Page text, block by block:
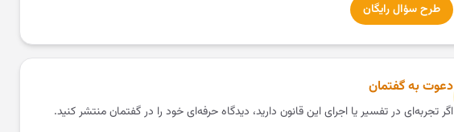
طرح سؤال رایگان
دعوت به گفتمان
اگر تجربه‌ای در تفسیر یا اجرای این قانون دارید، دیدگاه حرفه‌ای خود را در گفتمان منتشر کنید.